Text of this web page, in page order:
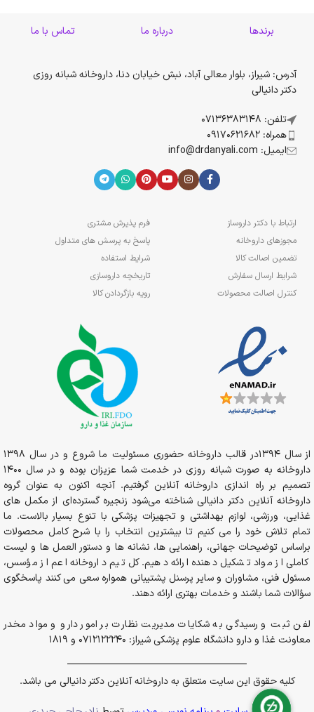
برندها درباره ما تماس با ما
آدرس: شیراز، بلوار معالی آباد، نبش خیابان دنا، داروخانه شبانه روزی
دکتر دانیالی
تلفن: 07136383148
همراه: 09170621682
ایمیل: info@drdanyali.com
ارتباط با دکتر داروساز
مجوزهای داروخانه
تضمین اصالت کالا
شرایط ارسال سفارش
کنترل اصالت محصولات
فرم پذیرش مشتری
پاسخ به پرسش های متداول
شرایط استفاده
تاریخچه داروسازی
رویه بازگردادن کالا
از سال 1394در قالب داروخانه حضوری مسئولیت ما شروع و در سال 1398
داروخانه به صورت شبانه روزی در خدمت شما عزیزان بوده و در سال 1400
تصمیم بر راه اندازی داروخانه آنلاین گرفتیم. آنچه اکنون به عنوان گروه
داروخانه آنلاین دکتر دانیالی شناخته می‌شود زنجیره گسترده‌ای از مکمل های
غذایی، ورزشی، لوازم بهداشتی و تجهیزات پزشکی با تنوع بسیار بالاست. ما
تمام تلاش خود را می کنیم تا بیشترین انتخاب را با شرح کامل محصولات
براساس توضیحات جهانی، راهنمایی ها، نشانه ها و دستور العمل ها و لیست
کاملی از مواد تشکیل دهنده ارائه دهیم. کل تیم داروخانه اعم از مؤسس،
مسئول فنی، مشاوران و سایر پرسنل پشتیبانی همواره سعی می کنند پاسخگوی
سؤالات شما باشند و خدمات بهتری ارائه دهند.
لفن ثبت و رسیدگی به شکایات مدیریت نظارت بر امور دارو و مواد مخدر
معاونت غذا و دارو دانشگاه علوم پزشکی شیراز: 0712122240 و 1819
کلیه حقوق این سایت متعلق به داروخانه آنلاین دکتر دانیالی می باشد.